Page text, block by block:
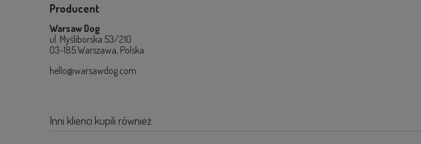
Producent
Warsaw Dog
ul. Myśliborska 53/210
03-185 Warszawa, Polska
hello@warsawdog.com
Inni klienci kupili również